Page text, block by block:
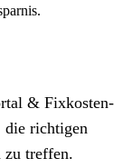
& Fixkosten-
die richtigen
zu treffen.